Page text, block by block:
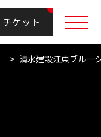
チケット
清水建設江東ブルー